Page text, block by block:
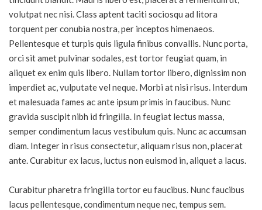
volutpat nec nisi. Class aptent taciti sociosqu ad litora
torquent per conubia nostra, per inceptos himenaeos.
Pellentesque et turpis quis ligula finibus convallis. Nunc porta,
orci sit amet pulvinar sodales, est tortor feugiat quam, in
aliquet ex enim quis libero. Nullam tortor libero, dignissim non
imperdiet ac, vulputate vel neque. Morbi at nisi risus. Interdum
et malesuada fames ac ante ipsum primis in faucibus. Nunc
gravida suscipit nibh id fringilla. In feugiat lectus massa,
semper condimentum lacus vestibulum quis. Nunc ac accumsan
diam. Integer in risus consectetur, aliquam risus non, placerat
ante. Curabitur ex lacus, luctus non euismod in, aliquet a lacus.
Curabitur pharetra fringilla tortor eu faucibus. Nunc faucibus
lacus pellentesque, condimentum neque nec, tempus sem.